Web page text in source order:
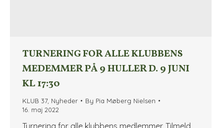
TURNERING FOR ALLE KLUBBENS
MEDEMMER PÅ 9 HULLER D. 9 JUNI
KL 17:30
KLUB 37, Nyheder By Pia Møberg Nielsen
16. maj 2022